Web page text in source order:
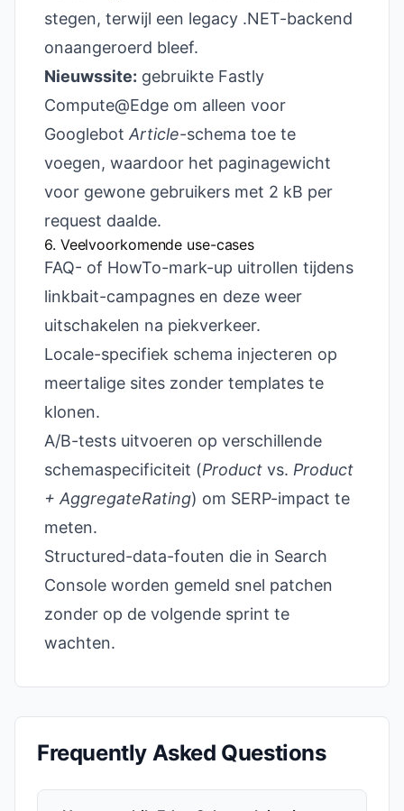
stegen, terwijl een legacy .NET-backend
onaangeroerd bleef.
Nieuwssite: gebruikte Fastly
Compute@Edge om alleen voor
Googlebot Article-schema toe te
voegen, waardoor het paginagewicht
voor gewone gebruikers met 2 kB per
request daalde.
6. Veelvoorkomende use-cases
FAQ- of HowTo-mark-up uitrollen tijdens
linkbait-campagnes en deze weer
uitschakelen na piekverkeer.
Locale-specifiek schema injecteren op
meertalige sites zonder templates te
klonen.
A/B-tests uitvoeren op verschillende
schemaspecificiteit (Product vs. Product
+ AggregateRating) om SERP-impact te
meten.
Structured-data-fouten die in Search
Console worden gemeld snel patchen
zonder op de volgende sprint te
wachten.
Frequently Asked Questions